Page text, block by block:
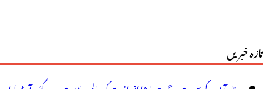
جرمانہ
اور
تازہ خبریں